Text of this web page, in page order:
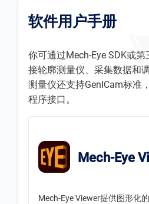
软件用户手册
你可通过Mech-Eye SDK或
接轮廓测量仪、采集数据和
测量仪还支持GenICam标准
程序接口。
Mech-Eye
Mech-Eye Viewer提供图形化